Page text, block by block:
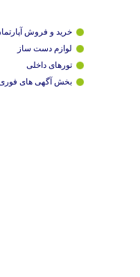
خرید و فروش
لوازم دست ساز
تورهای داخلی
بخش آگهی های